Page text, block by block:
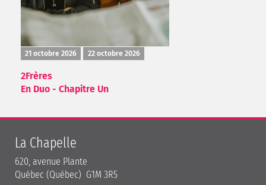
21 octobre 2026 22 octobre 2026
2Frères
En Duo - Chapitre Un
La Chapelle
620, avenue Plante
Québec (Québec) G1M 3R5